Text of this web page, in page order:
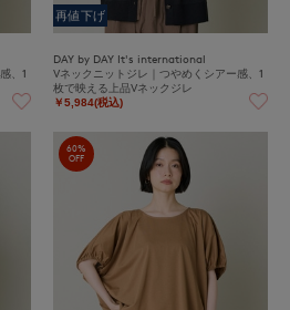
、1
再値下げ
DAY by DAY It's international
Vネックニットジレ｜つやめくシアー感、1
枚で映える上品Vネックジレ
￥5,984(税込)
60%
OFF